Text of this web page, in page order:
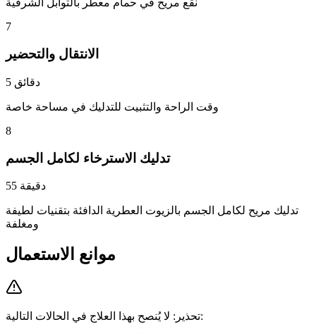
نقع مريح في حمام معطر بالتوابل الشرقية
7
الانتقال والتحضير
5 دقائق
وقت الراحة والتثبيت للتدليك في مساحة خاصة
8
تدليك الاسترخاء لكامل الجسم
55 دقيقة
تدليك مريح لكامل الجسم بالزيوت العطرية الدافئة بتقنيات لطيفة
ومغلفة
موانع الاستعمال
تحذير: لا يُنصح بهذا العلاج في الحالات التالية: